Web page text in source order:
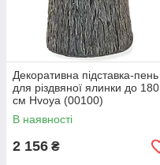
Декоративна підставка-пень
для різдвяної ялинки до 180
см Hvoya (00100)
В наявності
2 156 ₴